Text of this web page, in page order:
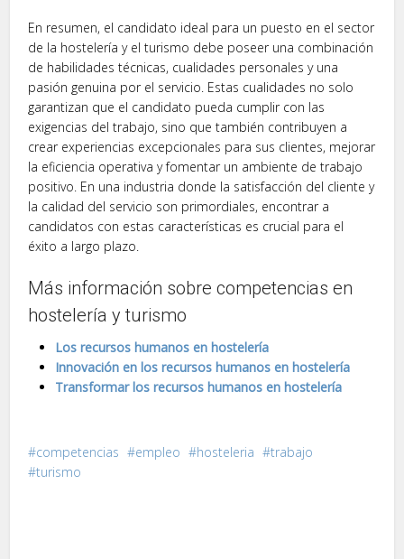
En resumen, el candidato ideal para un puesto en el sector
de la hostelería y el turismo debe poseer una combinación
de habilidades técnicas, cualidades personales y una
pasión genuina por el servicio. Estas cualidades no solo
garantizan que el candidato pueda cumplir con las
exigencias del trabajo, sino que también contribuyen a
crear experiencias excepcionales para sus clientes, mejorar
la eficiencia operativa y fomentar un ambiente de trabajo
positivo. En una industria donde la satisfacción del cliente y
la calidad del servicio son primordiales, encontrar a
candidatos con estas características es crucial para el
éxito a largo plazo.
Más información sobre competencias en
hostelería y turismo
Los recursos humanos en hostelería
Innovación en los recursos humanos en hostelería
Transformar los recursos humanos en hostelería
competencias empleo hosteleria
trabajo
turismo